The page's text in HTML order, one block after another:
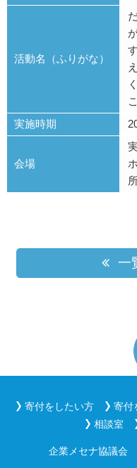
活動名（ふりがな）
実施時期
会場
一
寄付をしたい方 寄付
相談室
企業メセナ協議会